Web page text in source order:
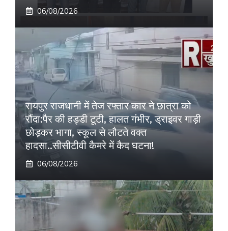
06/08/2026
रायपुर राजधानी में तेज रफ्तार कार ने छात्रा को
रौंदा:पैर की हड्डी टूटी, हालत गंभीर, ड्राइवर गाड़ी
छोड़कर भागा, स्कूल से लौटते वक्त
हादसा..सीसीटीवी कैमरे में कैद घटना!
06/08/2026